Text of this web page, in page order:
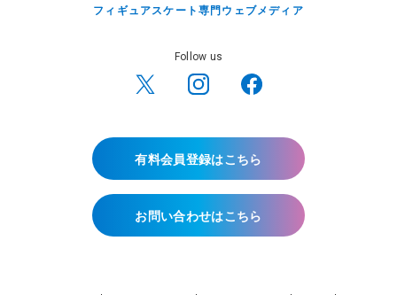
フィギュアスケート専門ウェブメディア
Follow us
有料会員登録はこちら
お問い合わせはこちら